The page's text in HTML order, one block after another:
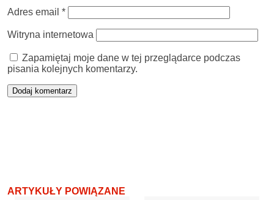
Adres email *
Witryna internetowa
Zapamiętaj moje dane w tej przeglądarce podczas
pisania kolejnych komentarzy.
ARTYKUŁY POWIĄZANE